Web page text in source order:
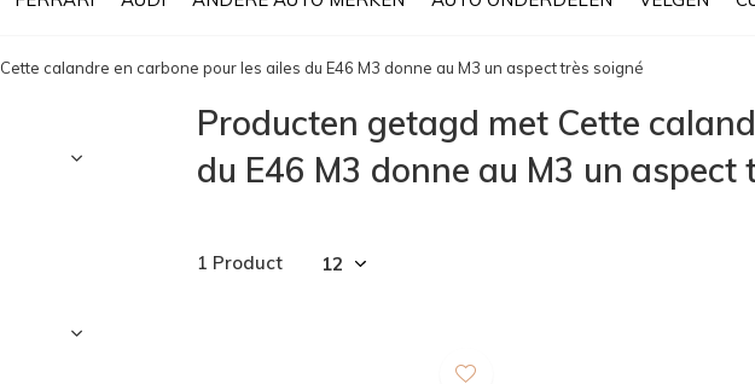
Cette calandre en carbone pour les ailes du E46 M3 donne au M3 un aspect très soigné
Producten getagd met Cette
du E46 M3 donne au M3 un aspect
1 Product